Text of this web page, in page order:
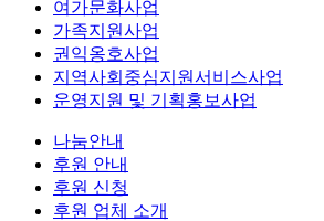
여가문화사업
가족지원사업
권익옹호사업
지역사회중심지원서비스사업
운영지원 및 기획홍보사업
나눔안내
후원 안내
후원 신청
후원 업체 소개